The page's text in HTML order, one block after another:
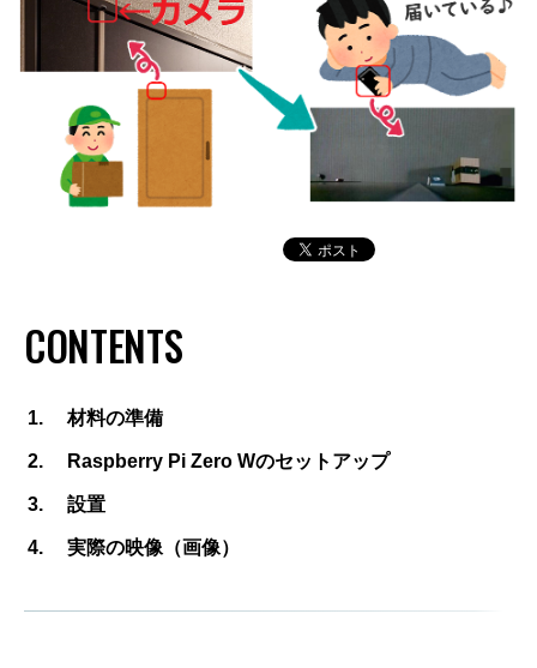
CONTENTS
材料の準備
Raspberry Pi Zero Wのセットアップ
設置
実際の映像（画像）